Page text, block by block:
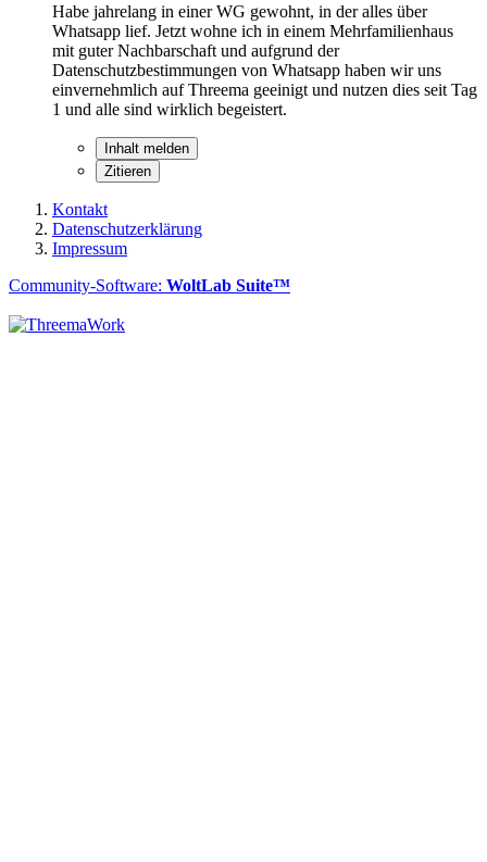
Habe jahrelang in einer WG gewohnt, in der alles über
Whatsapp lief. Jetzt wohne ich in einem Mehrfamilienhaus
mit guter Nachbarschaft und aufgrund der
Datenschutzbestimmungen von Whatsapp haben wir uns
einvernehmlich auf Threema geeinigt und nutzen dies seit Tag
1 und alle sind wirklich begeistert.
Inhalt melden
Zitieren
Kontakt
Datenschutzerklärung
Impressum
Community-Software: WoltLab Suite™